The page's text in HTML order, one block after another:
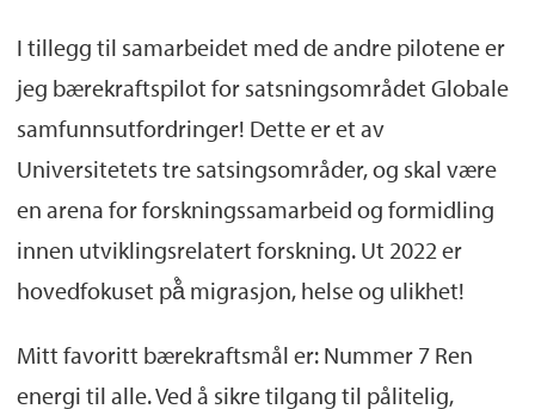
I tillegg til samarbeidet med de andre pilotene er
jeg bærekraftspilot for satsningsområdet Globale
samfunnsutfordringer! Dette er et av
Universitetets tre satsingsområder, og skal være
en arena for forskningssamarbeid og formidling
innen utviklingsrelatert forskning. Ut 2022 er
hovedfokuset på̊ migrasjon, helse og ulikhet!
Mitt favoritt bærekraftsmål er: Nummer 7 Ren
energi til alle. Ved å sikre tilgang til pålitelig,